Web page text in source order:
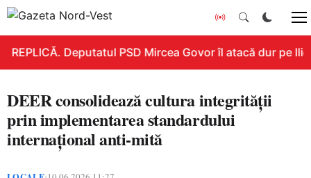
REPLICĂ. Deputatul PSD Mircea Govor îl atacă dur pe
DEER consolidează cultura integrității
prin implementarea standardului
internațional anti-mită